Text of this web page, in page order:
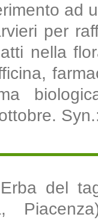
ad
per
nella
Erba del